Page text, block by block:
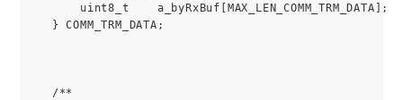
uint8_t    a_byRxBuf[MAX_LEN_COMM_TRM_DATA];
} COMM_TRM_DATA;
/**